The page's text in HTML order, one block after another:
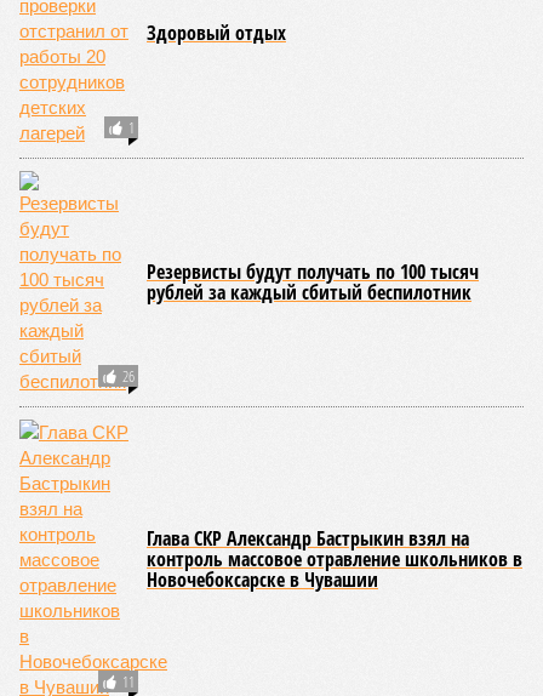
1
Здоровый отдых
26
Резервисты будут получать по 100 тысяч
рублей за каждый сбитый беспилотник
11
Глава СКР Александр Бастрыкин взял на
контроль массовое отравление школьников в
Новочебоксарске в Чувашии